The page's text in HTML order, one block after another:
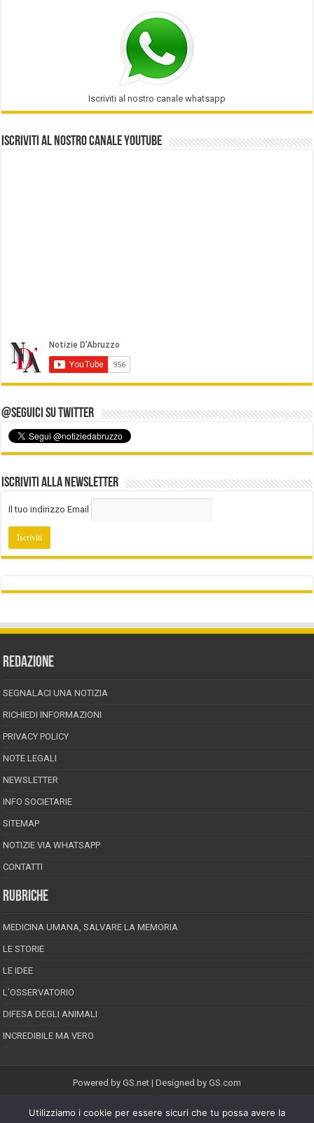
Iscriviti al nostro canale whatsapp
Iscriviti al nostro Canale Youtube
@Seguici su Twitter
Iscriviti alla Newsletter
Il tuo indirizzo Email
REDAZIONE
SEGNALACI UNA NOTIZIA
RICHIEDI INFORMAZIONI
PRIVACY POLICY
NOTE LEGALI
NEWSLETTER
INFO SOCIETARIE
SITEMAP
NOTIZIE VIA WHATSAPP
CONTATTI
RUBRICHE
MEDICINA UMANA, SALVARE LA MEMORIA
LE STORIE
LE IDEE
L’OSSERVATORIO
DIFESA DEGLI ANIMALI
INCREDIBILE MA VERO
Powered by GS.net | Designed by GS.com
EPINEION EDITRICE S.R.L.P.Iva 02008710689
Utilizziamo i cookie per essere sicuri che tu possa avere la